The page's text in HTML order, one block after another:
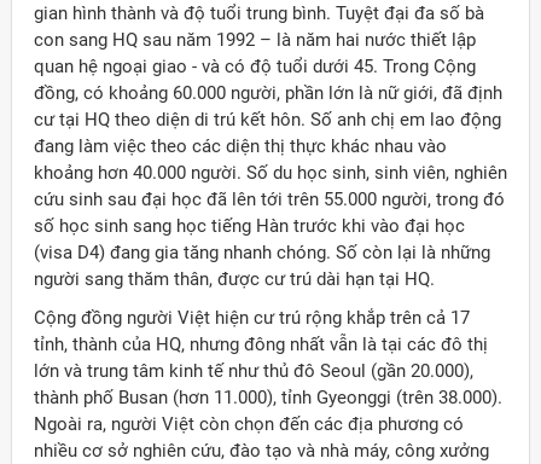
gian hình thành và độ tuổi trung bình. Tuyệt đại đa số bà
con sang HQ sau năm 1992 – là năm hai nước thiết lập
quan hệ ngoại giao - và có độ tuổi dưới 45. Trong Cộng
đồng, có khoảng 60.000 người, phần lớn là nữ giới, đã định
cư tại HQ theo diện di trú kết hôn. Số anh chị em lao động
đang làm việc theo các diện thị thực khác nhau vào
khoảng hơn 40.000 người. Số du học sinh, sinh viên, nghiên
cứu sinh sau đại học đã lên tới trên 55.000 người, trong đó
số học sinh sang học tiếng Hàn trước khi vào đại học
(visa D4) đang gia tăng nhanh chóng. Số còn lại là những
người sang thăm thân, được cư trú dài hạn tại HQ.
Cộng đồng người Việt hiện cư trú rộng khắp trên cả 17
tỉnh, thành của HQ, nhưng đông nhất vẫn là tại các đô thị
lớn và trung tâm kinh tế như thủ đô Seoul (gần 20.000),
thành phố Busan (hơn 11.000), tỉnh Gyeonggi (trên 38.000).
Ngoài ra, người Việt còn chọn đến các địa phương có
nhiều cơ sở nghiên cứu, đào tạo và nhà máy, công xưởng